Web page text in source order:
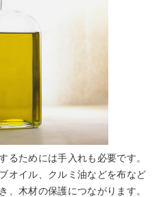
るためには手入れも必要です。
オイル、クルミ油などを布など
、木材の保護につながります。